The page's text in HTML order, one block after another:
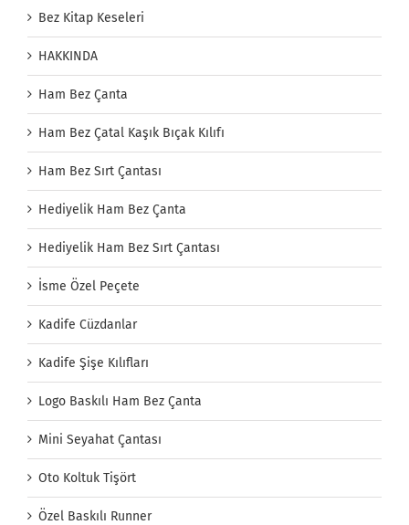
Bez Kitap Keseleri
HAKKINDA
Ham Bez Çanta
Ham Bez Çatal Kaşık Bıçak Kılıfı
Ham Bez Sırt Çantası
Hediyelik Ham Bez Çanta
Hediyelik Ham Bez Sırt Çantası
İsme Özel Peçete
Kadife Cüzdanlar
Kadife Şişe Kılıfları
Logo Baskılı Ham Bez Çanta
Mini Seyahat Çantası
Oto Koltuk Tişört
Özel Baskılı Runner